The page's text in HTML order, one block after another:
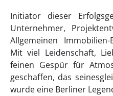
Initiator dieser
Unternehmer,
Allgemeinen Immobilien-
Mit viel Leidenschaft,
feinen Gespür für
geschaffen, das
wurde eine Berliner